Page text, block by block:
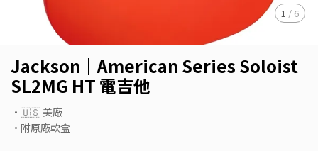
1 / 6
Jackson｜American Series Soloist
SL2MG HT 電吉他
•🇺🇸 美廠
•附原廠軟盒